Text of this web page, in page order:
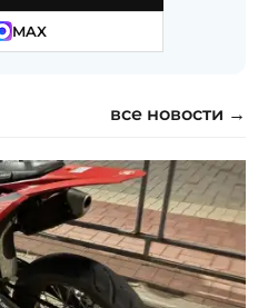
MAX
все новости →